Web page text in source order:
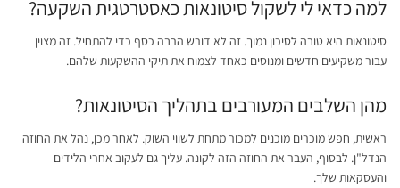
למה כדאי לי לשקול סיטונאות כאסטרטגית השקעה?
סיטונאות היא טובה לסיכון נמוך. זה לא דורש הרבה כסף כדי להתחיל. זה מצוין
עבור משקיעים חדשים ומנוסים כאחד לצמוח את תיקי ההשקעות שלהם.
מהן השלבים המעורבים בתהליך הסיטונאות?
ראשית, חפש מוכרים מוכנים למכור מתחת לשווי השוק. לאחר מכן, נהל את החוזה
הנדל"ן. לבסוף, העבר את החוזה הזה לקונה. עליך גם לעקוב אחרי הלידים
והעסקאות שלך.